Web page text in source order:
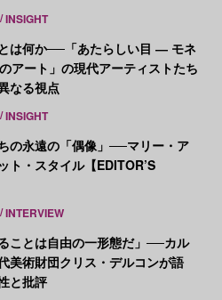
INSIGHT
とは何か──「あたらしい目 ― モネ
アート」の現代アーティストたち
なる視点
INSIGHT
の永遠の「偶像」──マリー・ア
ト・スタイル【EDITOR’S
INTERVIEW
ことは自由の一形態だ」──カル
美術財団クリス・デルコンが語
と批評